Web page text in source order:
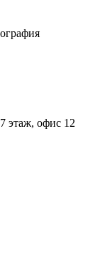
этаж, офис 12